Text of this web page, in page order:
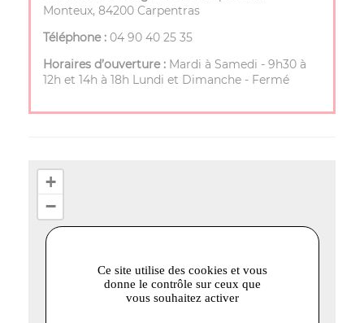
Monteux, 84200 Carpentras
Téléphone : 04 90 40 25 35
Horaires d’ouverture : Mardi à Samedi - 9h30 à
12h et 14h à 18h Lundi et Dimanche - Fermé
+
−
Ce site utilise des cookies et vous
donne le contrôle sur ceux que
vous souhaitez activer